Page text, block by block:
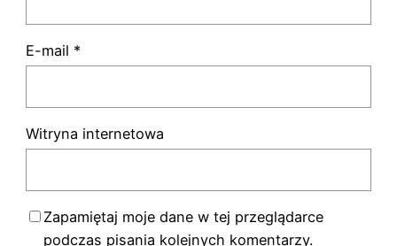
E-mail *
Witryna internetowa
Zapamiętaj moje dane w tej przeglądarce
podczas pisania kolejnych komentarzy.